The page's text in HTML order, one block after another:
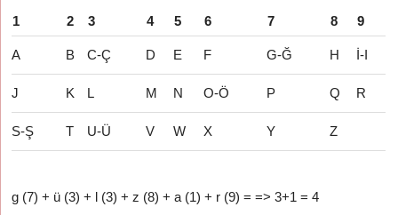
1 2 3 4 5 6 7 8 9
A B C-Ç D E F G-Ğ H İ-I
J K L M N O-Ö P Q R
S-Ş T U-Ü V W X Y Z
g (7) + ü (3) + l (3) + z (8) + a (1) + r (9) = => 3+1 = 4